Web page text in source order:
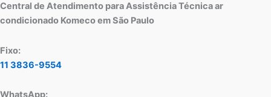
Central de Atendimento para Assistência Técnica ar
condicionado Komeco em São Paulo
Fixo:
11 3836-9554